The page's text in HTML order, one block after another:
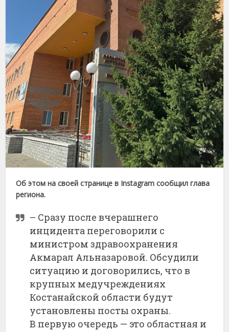
Об этом на своей странице в Instagram сообщил глава
региона.
– Сразу после вчерашнего
инцидента переговорили с
министром здравоохранения
Акмарал Альназаровой. Обсудили
ситуацию и договорились, что в
крупных медучреждениях
Костанайской области будут
установлены посты охраны.
В первую очередь — это областная и